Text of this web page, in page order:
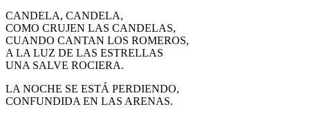
CANDELA, CANDELA,
COMO CRUJEN LAS CANDELAS,
CUANDO CANTAN LOS ROMEROS,
A LA LUZ DE LAS ESTRELLAS
UNA SALVE ROCIERA.
LA NOCHE SE ESTÁ PERDIENDO,
CONFUNDIDA EN LAS ARENAS.